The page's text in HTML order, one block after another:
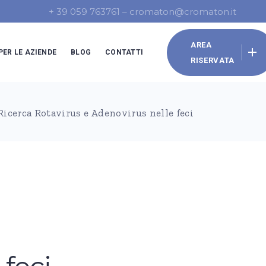
+ 39 059 763761 – cromaton@cromaton.it
LE AZIENDE
del lavoro
BLOG CONTATTI
AREA
RISERVATA
Rotavirus e Adenovirus nelle feci